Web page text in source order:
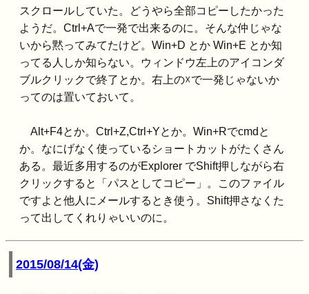
スクロールしていた。どうやら全部コピーしたかった
ようだ。Ctrl+Aで一発で出来るのに。そんな仲じゃな
いから黙ってみてたけど。Win+D とか Win+E とか知
ってる人しか知らない。ウィンドウ左上のアイコンダ
ブルクリックで終了とか。右上の☓で一発じゃないか
ってのは置いておいて。
Alt+F4とか。Ctrl+Z,Ctrl+Yとか。Win+Rでcmdと
か。なにげなく使っているショートカットがたくさん
ある。最近多用するのがExplorer でShift押しながら右
クリックすると「パスとしてコピー」。このファイル
ですよと他人にメールするとき使う。Shift押さなくた
って出してくれりゃいいのに。
2015/08/14(金)